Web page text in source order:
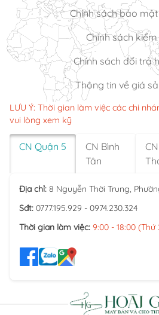
Chính sách bảo
Chính sách
Chính sách đổi trả
Thông tin về giá
LƯU Ý: Thời gian làm việc các chi
vui lòng xem kỹ
CN Quận 5
CN Bình
Tân
Địa chỉ: 8 Nguyễn Thời Trung,
Sđt: 0777.195.929 - 0974.230.324
Thời gian làm việc: 9:00 - 18:00 (Thứ